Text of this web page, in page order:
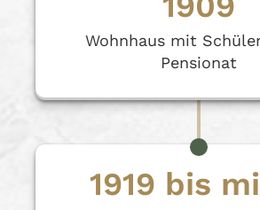
Wohnhaus mit
Pensionat
1919 bis